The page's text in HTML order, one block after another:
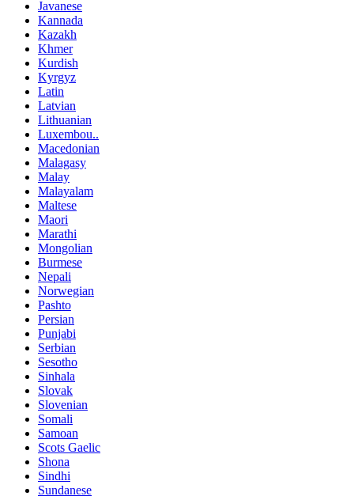
Javanese
Kannada
Kazakh
Khmer
Kurdish
Kyrgyz
Latin
Latvian
Lithuanian
Luxembou..
Macedonian
Malagasy
Malay
Malayalam
Maltese
Maori
Marathi
Mongolian
Burmese
Nepali
Norwegian
Pashto
Persian
Punjabi
Serbian
Sesotho
Sinhala
Slovak
Slovenian
Somali
Samoan
Scots Gaelic
Shona
Sindhi
Sundanese